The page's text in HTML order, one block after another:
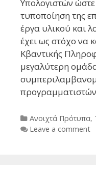
Υπολογιστών
τυποποίηση της
έργα υλικού και
έχει ως στόχο να
Κβαντικής
μεγαλύτερη
Categories
Ανοιχτά Πρότυπα,
Leave a comment